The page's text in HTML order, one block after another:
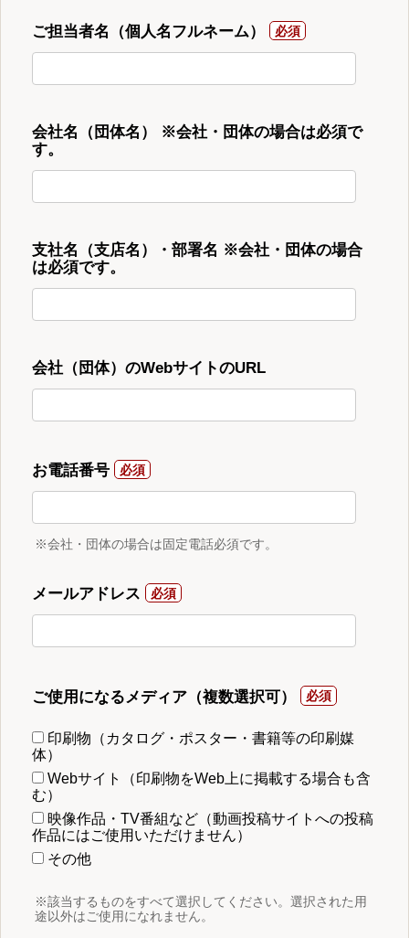
ご担当者名（個人名フルネーム）
会社名（団体名） ※会社・団体の場合は必須で
す。
支社名（支店名）・部署名 ※会社・団体の場合
は必須です。
会社（団体）のWebサイトのURL
お電話番号
※会社・団体の場合は固定電話必須です。
メールアドレス
ご使用になるメディア（複数選択可）
印刷物（カタログ・ポスター・書籍等の印刷媒
体）
Webサイト（印刷物をWeb上に掲載する場合も含
む）
映像作品・TV番組など（動画投稿サイトへの投稿
作品にはご使用いただけません）
その他
※該当するものをすべて選択してください。選択された用
途以外はご使用になれません。